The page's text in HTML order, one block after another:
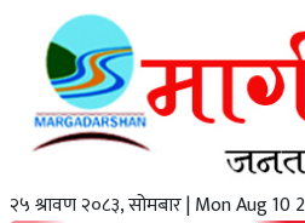
२५ श्रावण २०८३, सोमबार | Mon Aug 10